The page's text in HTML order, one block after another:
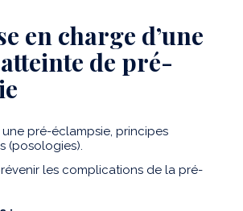
en charge d’une
de pré-
pré-éclampsie, principes
(posologies).
les complications de la pré-